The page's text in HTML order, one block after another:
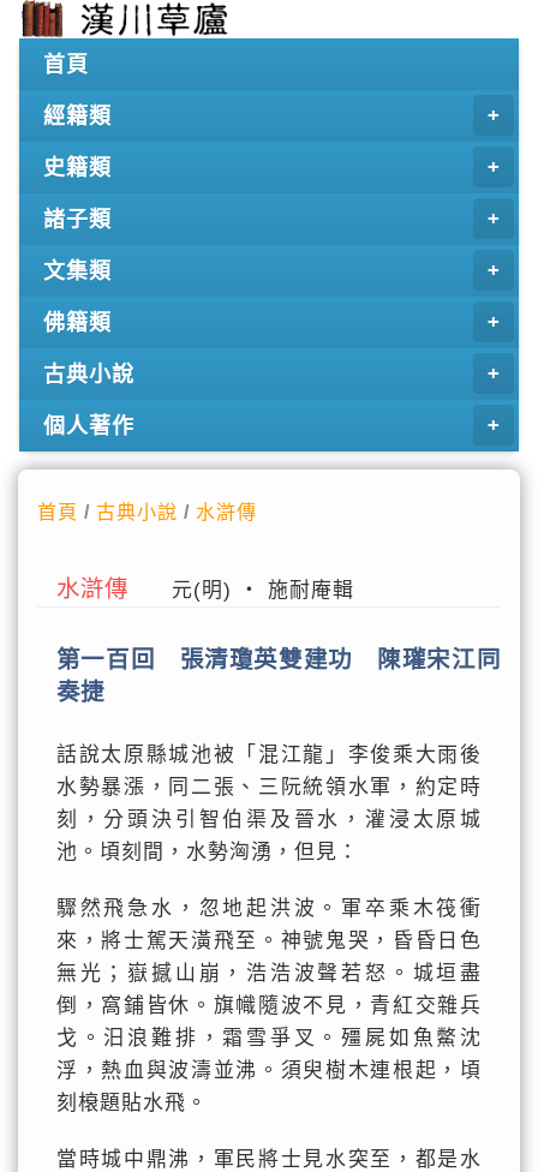
首頁
經籍類
史籍類
諸子類
文集類
佛籍類
古典小說
個人著作
首頁 /古典小說 / 水滸傳
水滸傳 元(明) ‧ 施耐庵輯
第一百回 張清瓊英雙建功 陳瓘宋江同
奏捷
話說太原縣城池被「混江龍」李俊乘大雨後
水勢暴漲，同二張、三阮統領水軍，約定時
刻，分頭決引智伯渠及晉水，灌浸太原城
池。頃刻間，水勢洶湧，但見：
驟然飛急水，忽地起洪波。軍卒乘木筏衝
來，將士駕天潢飛至。神號鬼哭，昏昏日色
無光；嶽撼山崩，浩浩波聲若怒。城垣盡
倒，窩鋪皆休。旗幟隨波不見，青紅交雜兵
戈。汨浪難排，霜雪爭叉。殭屍如魚鱉沈
浮，熱血與波濤並沸。須臾樹木連根起，頃
刻榱題貼水飛。
當時城中鼎沸，軍民將士見水突至，都是水